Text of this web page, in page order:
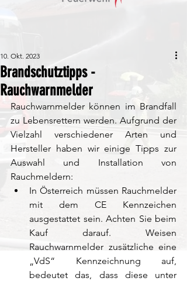
Brandschutztipps -
Rauchwarnmelder
10. Okt. 2023
Rauchwarnmelder können im Brandfall
zu Lebensrettern werden. Aufgrund der
Vielzahl verschiedener Arten und
Hersteller haben wir einige Tipps zur
Auswahl und Installation von
Rauchmeldern:
In Österreich müssen Rauchmelder
mit dem CE Kennzeichen
ausgestattet sein. Achten Sie beim
Kauf darauf. Weisen
Rauchwarnmelder zusätzliche eine
„VdS“ Kennzeichnung auf,
bedeutet das, dass diese unter